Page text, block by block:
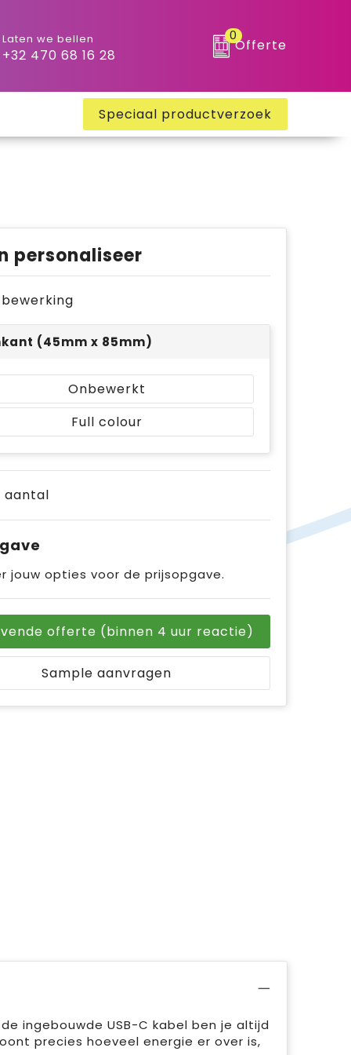
Laten we bellen
+32 470 68 16 28
0
Offerte
Speciaal productverzoek
personaliseer
bewerking
(45mm x 85mm)
Onbewerkt
Full colour
aantal
jouw opties voor de prijsopgave.
offerte (binnen 4 uur reactie)
Sample aanvragen
ingebouwde USB-C kabel ben je altijd
precies hoeveel energie er over is,